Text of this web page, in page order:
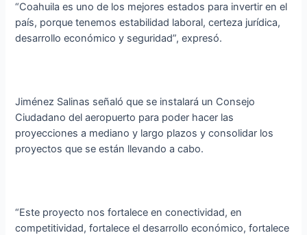
“Coahuila es uno de los mejores estados para invertir en el
país, porque tenemos estabilidad laboral, certeza jurídica,
desarrollo económico y seguridad”, expresó.
Jiménez Salinas señaló que se instalará un Consejo
Ciudadano del aeropuerto para poder hacer las
proyecciones a mediano y largo plazos y consolidar los
proyectos que se están llevando a cabo.
“Este proyecto nos fortalece en conectividad, en
competitividad, fortalece el desarrollo económico, fortalece